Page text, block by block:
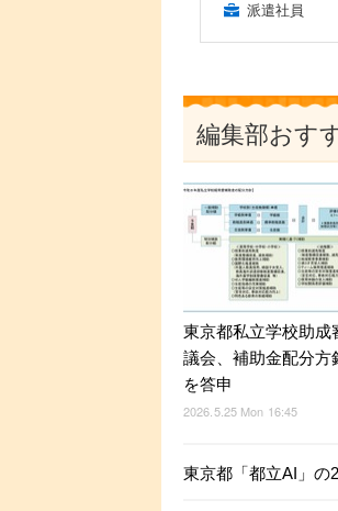
派遣社員
編集部おす
東京都私立学校助成
議会、補助金配分方
を答申
2026.5.25 Mon 16:45
東京都「都立AI」の